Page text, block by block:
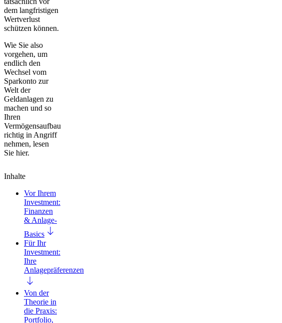
dem langfristigen
Wertverlust
schützen können.
Wie Sie also
vorgehen, um
endlich den
Wechsel vom
Sparkonto zur
Welt der
Geldanlagen zu
machen und so
Ihren
Vermögensaufbau
richtig in Angriff
nehmen, lesen
Sie hier.
Inhalte
Vor Ihrem
Investment:
Finanzen
& Anlage-
Basics
Für Ihr
Investment:
Ihre
Anlagepräferenzen
Von der
Theorie in
die Praxis:
Portfolio,